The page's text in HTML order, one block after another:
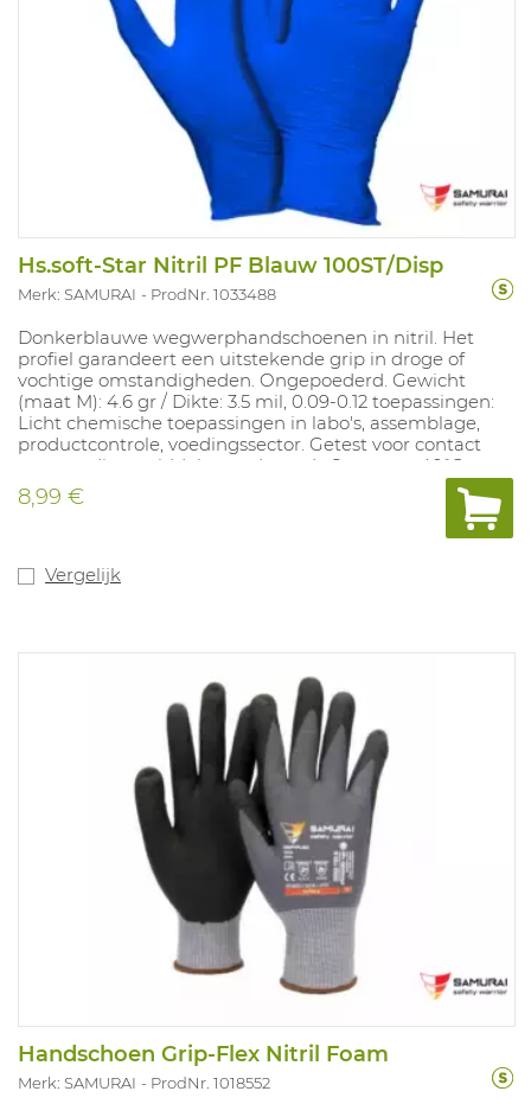
Hs.soft-Star Nitril PF Blauw 100ST/Disp
Merk: SAMURAI ProdNr. 1033488
Donkerblauwe wegwerphandschoenen in nitril. Het
profiel garandeert een uitstekende grip in droge of
vochtige omstandigheden. Ongepoederd. Gewicht
(maat M): 4.6 gr / Dikte: 3.5 mil, 0.09-0.12 toepassingen:
Licht chemische toepassingen in labo's, assemblage,
productcontrole, voedingssector. Getest voor contact
met voedingsmiddelen gedurende 2 uur aan 40°C
(10/2011). Beschikbare maten: S-XXL. In
overeenstemming met: EN 374-1 Type B (JKT) en EN374-
8,99 €
Vergelijk
Handschoen Grip-Flex Nitril Foam
Merk: SAMURAI ProdNr. 1018552